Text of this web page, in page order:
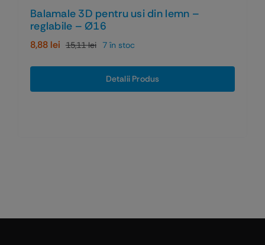
Balamale 3D pentru usi din lemn –
reglabile – Ø16
15,11leiPrețul
inițial
fost:
8,88 lei
Prețul
curent
este:
8,88 lei.
7 în stoc
Detalii Produs